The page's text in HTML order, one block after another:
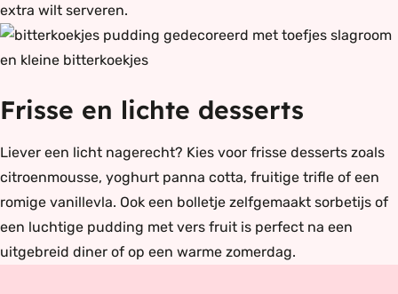
extra wilt serveren.
Frisse en lichte desserts
Liever een licht nagerecht? Kies voor frisse desserts zoals
citroenmousse, yoghurt panna cotta, fruitige trifle of een
romige vanillevla. Ook een bolletje zelfgemaakt sorbetijs of
een luchtige pudding met vers fruit is perfect na een
uitgebreid diner of op een warme zomerdag.